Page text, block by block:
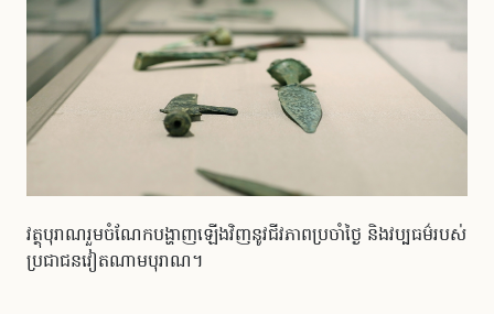
វត្ថុបុរាណរួមចំណែកបង្ហាញឡើងវិញនូវជីវភាពប្រចាំថ្ងៃ និងវប្បធម៌របស់
ប្រជាជនវៀតណាមបុរាណ។